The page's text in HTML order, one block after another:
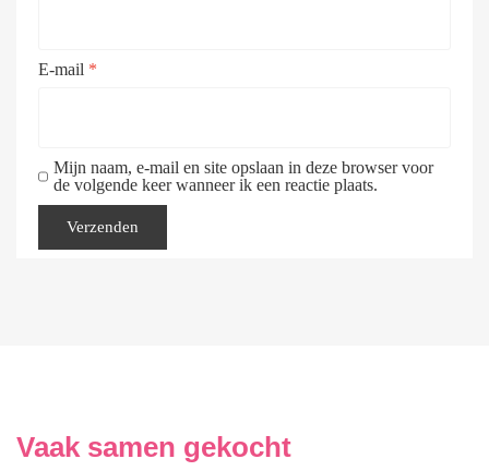
E-mail *
Mijn naam, e-mail en site opslaan in deze browser voor
de volgende keer wanneer ik een reactie plaats.
Vaak samen gekocht